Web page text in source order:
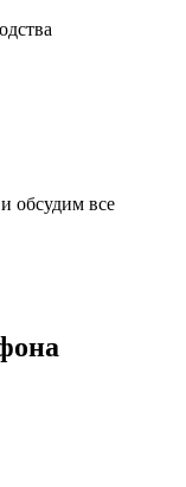
обсудим все